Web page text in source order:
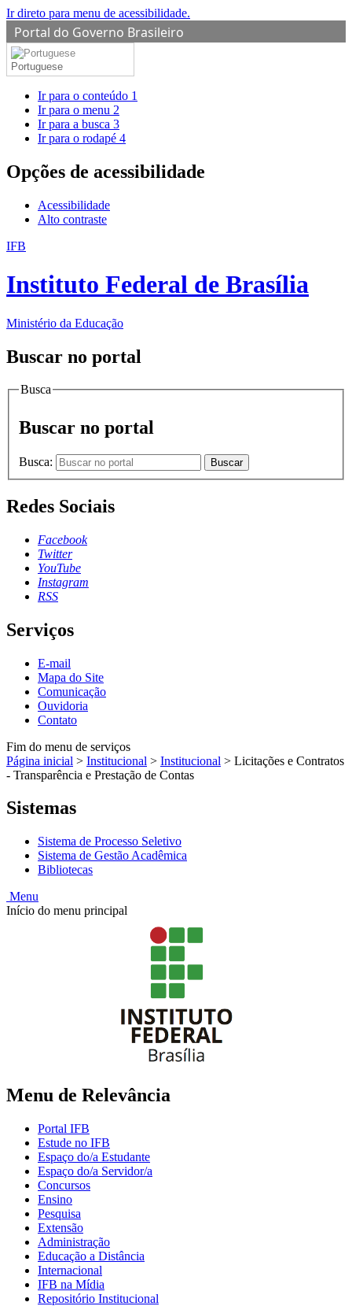
Ir direto para menu de acessibilidade.
Portal do Governo Brasileiro
Portuguese
Ir para o conteúdo 1
Ir para o menu 2
Ir para a busca 3
Ir para o rodapé 4
Opções de acessibilidade
Acessibilidade
Alto contraste
IFB
Instituto Federal de Brasília
Ministério da Educação
Buscar no portal
Busca
Buscar no portal
Busca: Buscar
Redes Sociais
Facebook
Twitter
YouTube
Instagram
RSS
Serviços
E-mail
Mapa do Site
Comunicação
Ouvidoria
Contato
Fim do menu de serviços
Página inicial > Institucional > Institucional > Licitações e Contratos
- Transparência e Prestação de Contas
Sistemas
Sistema de Processo Seletivo
Sistema de Gestão Acadêmica
Bibliotecas
Menu
Início do menu principal
Menu de Relevância
Portal IFB
Estude no IFB
Espaço do/a Estudante
Espaço do/a Servidor/a
Concursos
Ensino
Pesquisa
Extensão
Administração
Educação a Distância
Internacional
IFB na Mídia
Repositório Institucional